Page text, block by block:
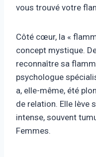
vous trouvé votre
Côté cœur, la «
concept mystique.
reconnaître sa
psychologue
a, elle-même, été
de relation. Elle lève
intense, souvent
Femmes.